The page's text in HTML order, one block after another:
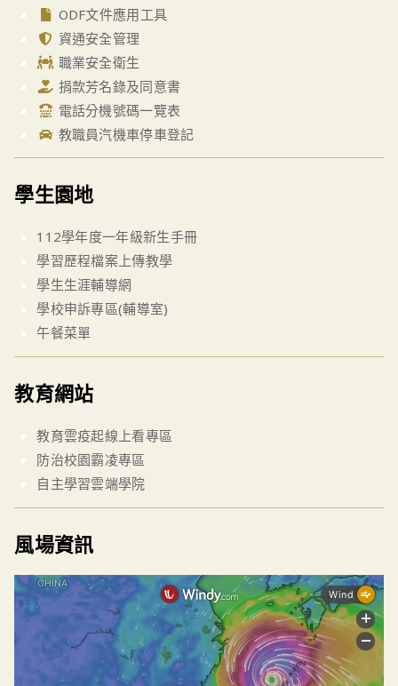
ODF文件應用工具
資通安全管理
職業安全衛生
捐款芳名錄及同意書
電話分機號碼一覽表
教職員汽機車停車登記
學生園地
112學年度一年級新生手冊
學習歷程檔案上傳教學
學生生涯輔導網
學校申訴專區(輔導室)
午餐菜單
教育網站
教育雲疫起線上看專區
防治校園霸凌專區
自主學習雲端學院
風場資訊